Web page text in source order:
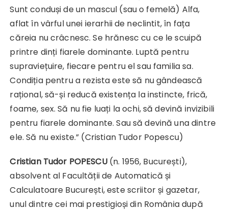
Sunt conduși de un mascul (sau o femelă) Alfa,
aflat în vârful unei ierarhii de neclintit, în fața
căreia nu crâcnesc. Se hrănesc cu ce le scuipă
printre dinți fiarele dominante. Luptă pentru
supraviețuire, fiecare pentru el sau familia sa.
Condiția pentru a rezista este să nu gândească
rațional, să-și reducă existența la instincte, frică,
foame, sex. Să nu fie luați la ochi, să devină invizibili
pentru fiarele dominante. Sau să devină una dintre
ele. Să nu existe.” (Cristian Tudor Popescu)
Cristian Tudor POPESCU(n. 1956, București),
absolvent al Facultății de Automatică și
Calculatoare București, este scriitor și gazetar,
unul dintre cei mai prestigioși din România după